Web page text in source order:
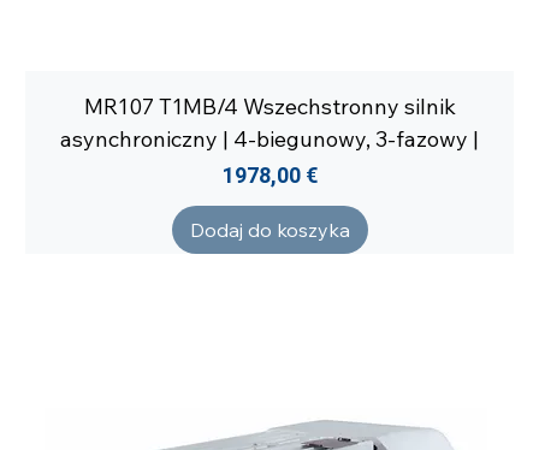
MR107 T1MB/4 Wszechstronny silnik
asynchroniczny | 4-biegunowy, 3-fazowy |
Cena
1978,00 €
Dodaj do koszyka